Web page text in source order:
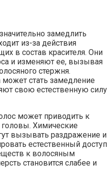
замедлить
из-за действия
в состав красителя. Они
и изменяют ее, вызывая
стержня.
может стать замедление
свою естественную силу
может приводить к
Химические
вызывать раздражение и
естественный доступ
к волосяным
становится слабее и